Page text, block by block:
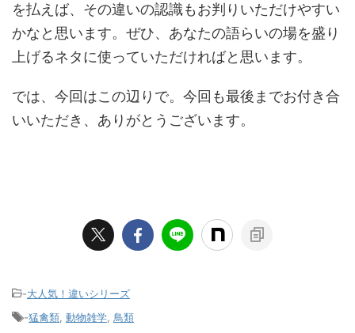
を払えば、その違いの認識もお判りいただけやすい
かなと思います。ぜひ、あなたの語らいの場を盛り
上げるネタに使っていただければと思います。
では、今回はこの辺りで。今回も最後までお付き合
いいただき、ありがとうございます。
-大人気！違いシリーズ
-猛禽類 動物雑学 鳥類